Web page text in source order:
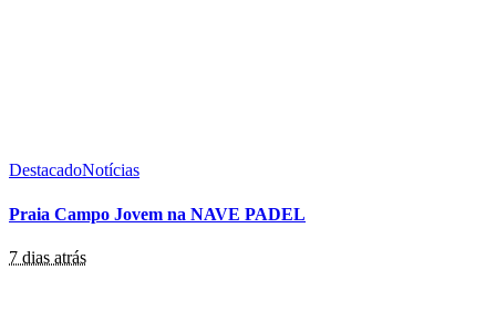
DestacadoNotícias
Praia Campo Jovem na NAVE PADEL
7 dias atrás